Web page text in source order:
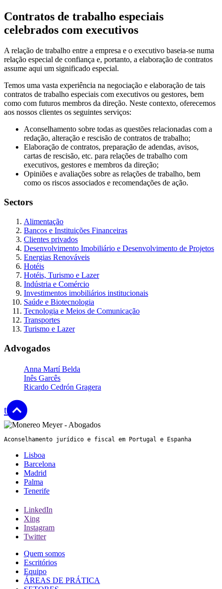
Contratos de trabalho especiais
celebrados com executivos
A relação de trabalho entre a empresa e o executivo baseia-se numa
relação especial de confiança e, portanto, a elaboração de contratos
assume aqui um significado especial.
Temos uma vasta experiência na negociação e elaboração de tais
contratos de trabalho especiais com executivos ou gestores, bem
como com futuros membros da direção. Neste contexto, oferecemos
aos nossos clientes os seguintes serviços:
Aconselhamento sobre todas as questões relacionadas com a
redação, alteração e rescisão de contratos de trabalho;
Elaboração de contratos, preparação de adendas, avisos,
cartas de rescisão, etc. para relações de trabalho com
executivos, gestores e membros da direção;
Opiniões e avaliações sobre as relações de trabalho, bem
como os riscos associados e recomendações de ação.
Sectors
Alimentação
Bancos e Instituições Financeiras
Clientes privados
Desenvolvimento Imobiliário e Desenvolvimento de Projetos
Energias Renováveis
Hotéis
Hotéis, Turismo e Lazer
Indústria e Comércio
Investimentos imobiliários institucionais
Saúde e Biotecnologia
Tecnologia e Meios de Comunicação
Transportes
Turismo e Lazer
Advogados
Anna Martí Belda
Inês Garcês
Ricardo Cedrón Gragera
top
Aconselhamento jurídico e fiscal em Portugal e Espanha
Lisboa
Barcelona
Madrid
Palma
Tenerife
LinkedIn
Xing
Instagram
Twitter
Quem somos
Escritórios
Equipo
ÁREAS DE PRÁTICA